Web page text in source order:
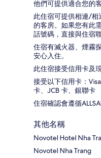
他們可提供適合您的客
此住宿可提供相連/相
的客房。如果您有此
話號碼，直接與住宿聯
住宿有滅火器、煙霧
安心入住。
此住宿接受信用卡及
接受以下信用卡：
卡、JCB 卡、銀聯卡
住宿確認會遵循
其他名稱
Novotel Hotel Nha
Novotel Nha Trang